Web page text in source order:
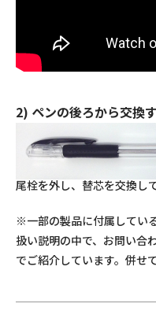
2) ペンの後ろから交換
尾栓を外し、替芯を交換し
※一部の製品に付属してい
扱い説明の中で、お問い合
でご紹介しています。併せ